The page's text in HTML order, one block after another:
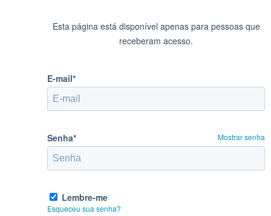
Esta página está disponível apenas para pessoas que
receberam acesso.
E-mail*
Senha* Mostrar senha
Lembre-me
Esqueceu sua senha?